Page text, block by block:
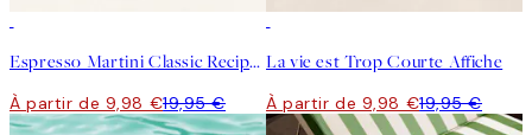
Espresso Martini Classic Recipe Affiche
À partir de 9,98 €19,95 €
La vie est Trop Courte Affiche
À partir de 9,98 €19,95 €